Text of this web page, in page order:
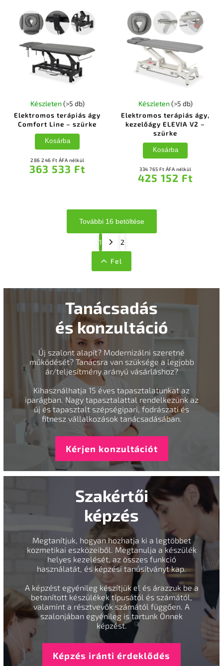
Elektromos terápiás ágy
Comfort Line – szürke
Készleten (>5 db)
286 246 Ft ÁFA nélkül
363 533 Ft
Kosárba
Elektromos terápiás ágy,
kezelőágy ELEVIA V2 –
szürke
Készleten (>5 db)
334 765 Ft ÁFA nélkül
425 152 Ft
Kosárba
További 16 betöltése
1 2
Fel
Tanácsadás
és konzultáció
Új szalont alapít? Modernizálni szeretné
működését? Tanácsra van szüksége a legjobb
ár/teljesítmény arányú vásárláshoz?
Kihasználhatja 15 éves tapasztalatunkat az
iparágban. Nagy tapasztalattal rendelkezünk az
új és tapasztalt szépségipari, fodrászati és
fitnesz vállalkozások tanácsadásában.
Kérjen konzultációt
Szakértői
képzés
Megtanítjuk, hogyan hozhatja ki a legtöbbet
kozmetikai eszközeiből. Megtanulja a készülék
helyes kezelését, az összes funkció
használatát, és képzési tanúsítványt kap.
A képzést egyénileg készítjük el és árazzuk be a
betanított készülékek típusától és számától,
valamint a résztvevők számától függően. A
szalonjában egyénileg is tartunk Önnek
képzést.
Képzés iránti érdeklődés